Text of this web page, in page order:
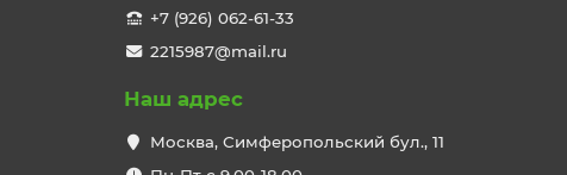
+7 (926) 062-61-33
2215987@mail.ru
Наш адрес
Москва, Симферопольский бул., 11